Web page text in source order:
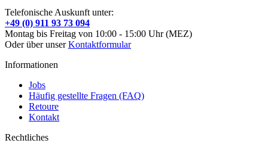
Telefonische Auskunft unter:
+49 (0) 911 93 73 094
Montag bis Freitag von 10:00 - 15:00 Uhr (MEZ)
Oder über unserKontaktformular
Informationen
Jobs
Häufig gestellte Fragen (FAQ)
Retoure
Kontakt
Rechtliches